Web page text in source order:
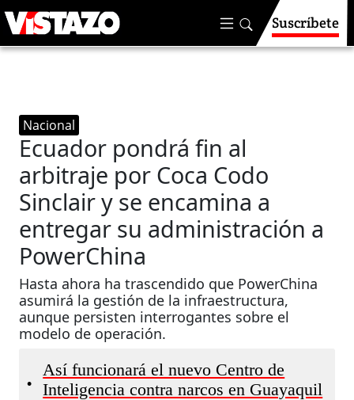
Suscríbete
Nacional
Ecuador pondrá fin al
arbitraje por Coca Codo
Sinclair y se encamina a
entregar su administración a
PowerChina
Hasta ahora ha trascendido que PowerChina
asumirá la gestión de la infraestructura,
aunque persisten interrogantes sobre el
modelo de operación.
•
Así funcionará el nuevo Centro de
Inteligencia contra narcos en Guayaquil